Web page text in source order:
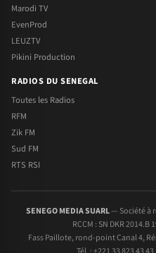
Marodi TV
EvenProd
LEUZTV
Pikini Production
RADIOS DU SENEGAL
Toutes les Radios
RFM
Zik FM
Sud FM
RTS RSI
SENEGO MEDIA SUARL— Société à
RCCM : SN DKR 2014.B
Fass Paillote, rond-point Canal 4,